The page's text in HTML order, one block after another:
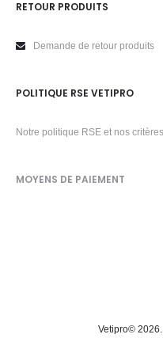
RETOUR PRODUITS
Demande de retour produits
POLITIQUE RSE VETIPRO
Notre politique RSE et nos
MOYENS DE PAIEMENT
Vetipro© 2026.